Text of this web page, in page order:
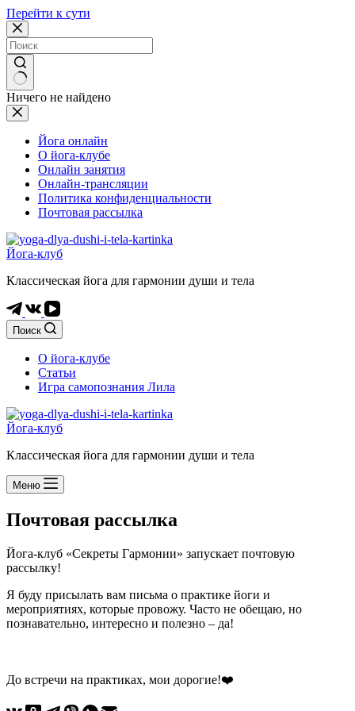
Перейти к сути
Ничего не найдено
Йога онлайн
О йога-клубе
Онлайн занятия
Онлайн-трансляции
Политика конфиденциальности
Почтовая рассылка
Йога-клуб
Классическая йога для гармонии души и тела
Поиск
О йога-клубе
Статьи
Игра самопознания Лила
Йога-клуб
Классическая йога для гармонии души и тела
Меню
Почтовая рассылка
Йога-клуб «Секреты Гармонии» запускает почтовую
рассылку!
Я буду присылать вам письма о практике йоги и
мероприятиях, которые провожу. Часто не обещаю, но
познавательно, интересно и полезно – да!
До встречи на практиках, мои дорогие!❤️